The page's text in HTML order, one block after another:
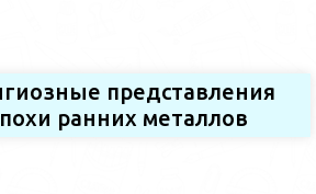
представления
ранних металлов